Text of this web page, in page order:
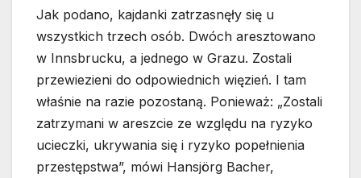
Jak podano, kajdanki zatrzasnęły się u
wszystkich trzech osób. Dwóch aresztowano
w Innsbrucku, a jednego w Grazu. Zostali
przewiezieni do odpowiednich więzień. I tam
właśnie na razie pozostaną. Ponieważ: „Zostali
zatrzymani w areszcie ze względu na ryzyko
ucieczki, ukrywania się i ryzyko popełnienia
przestępstwa”, mówi Hansjörg Bacher,